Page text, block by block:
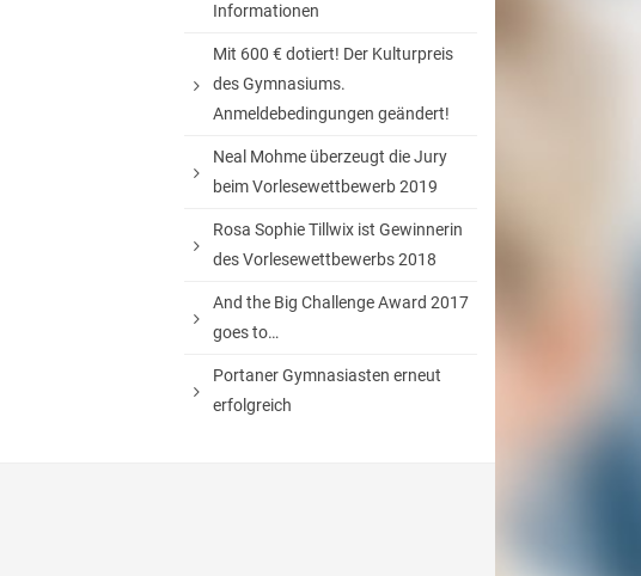
Informationen
Mit 600 € dotiert! Der Kulturpreis
des Gymnasiums.
Anmeldebedingungen geändert!
Neal Mohme überzeugt die Jury
beim Vorlesewettbewerb 2019
Rosa Sophie Tillwix ist Gewinnerin
des Vorlesewettbewerbs 2018
And the Big Challenge Award 2017
goes to…
Portaner Gymnasiasten erneut
erfolgreich